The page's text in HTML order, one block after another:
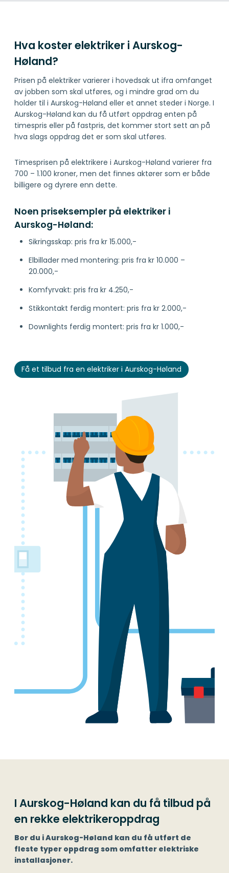
Hva koster elektriker i Aurskog-
Høland?
Prisen på elektriker varierer i hovedsak ut ifra omfanget
av jobben som skal utføres, og i mindre grad om du
holder til i Aurskog-Høland eller et annet steder i Norge. I
Aurskog-Høland kan du få utført oppdrag enten på
timespris eller på fastpris, det kommer stort sett an på
hva slags oppdrag det er som skal utføres.
Timesprisen på elektrikere i Aurskog-Høland varierer fra
700 – 1.100 kroner, men det finnes aktører som er både
billigere og dyrere enn dette.
Noen priseksempler på elektriker i
Aurskog-Høland:
Sikringsskap: pris fra kr 15.000,-
Elbillader med montering: pris fra kr 10.000 –
20.000,-
Komfyrvakt: pris fra kr 4.250,-
Stikkontakt ferdig montert: pris fra kr 2.000,-
Downlights ferdig montert: pris fra kr 1.000,-
Få et tilbud fra en elektriker i Aurskog-Høland
I Aurskog-Høland kan du få tilbud på
en rekke elektrikeroppdrag
Bor du i Aurskog-Høland kan du få utført de
fleste typer oppdrag som omfatter elektriske
installasjoner.